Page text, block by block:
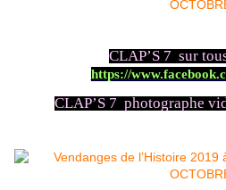
CLAP’S 7 sur
https://
CLAP’S 7 photographe